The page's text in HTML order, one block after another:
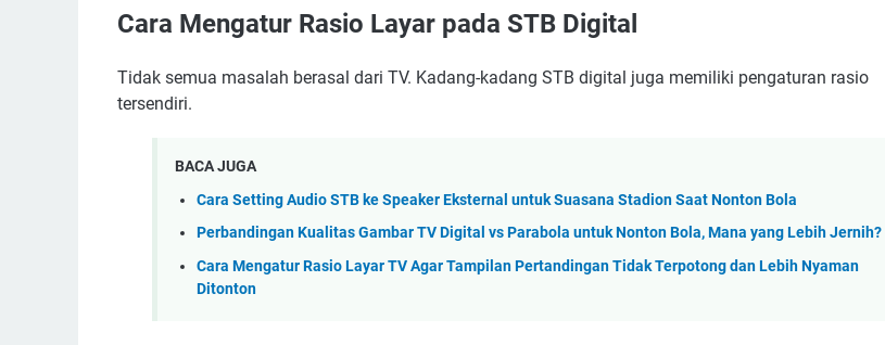
Cara Mengatur Rasio Layar pada STB Digital
Tidak semua masalah berasal dari TV. Kadang-kadang STB digital juga memiliki pengaturan rasio
tersendiri.
BACA JUGA
Cara Setting Audio STB ke Speaker Eksternal untuk Suasana Stadion Saat Nonton Bola
Perbandingan Kualitas Gambar TV Digital vs Parabola untuk Nonton Bola, Mana yang Lebih Jernih?
Cara Mengatur Rasio Layar TV Agar Tampilan Pertandingan Tidak Terpotong dan Lebih Nyaman
Ditonton